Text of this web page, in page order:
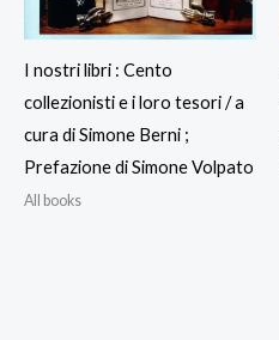
I nostri libri : Cento
collezionisti e i loro tesori / a
cura di Simone Berni ;
Prefazione di Simone Volpato
All books